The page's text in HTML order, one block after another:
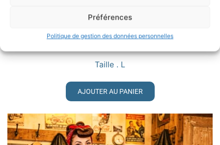
Préférences
Politique de gestion des données personnelles
VOIR LE PRODUIT
T-shirt Femme Route 66 Vintage Biker – Style Rétro Rockabilly
Taille . L
AJOUTER AU PANIER